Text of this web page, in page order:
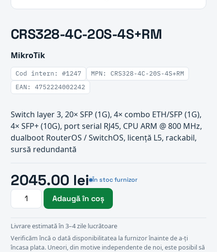
CRS328-4C-20S-4S+RM
MikroTik
Cod intern: #1247
MPN: CRS328-4C-20S-4S+RM
EAN: 4752224002242
Switch layer 3, 20× SFP (1G), 4× combo ETH/SFP (1G),
4× SFP+ (10G), port serial RJ45, CPU ARM @ 800 MHz,
dualboot RouterOS / SwitchOS, licență L5, rackabil,
sursă redundantă
2045.00 lei În stoc furnizor
Adaugă în coș
Livrare estimată în 3–4 zile lucrătoare
Verificăm încă o dată disponibilitatea la furnizor înainte de a-ți
încasa plata. Uneori, din motive independente de noi, este posibil să